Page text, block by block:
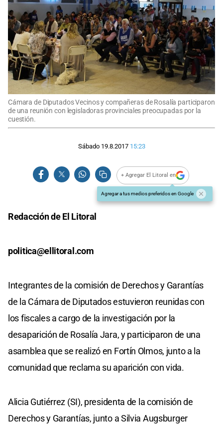
Cámara de Diputados Vecinos y compañeras de Rosalía participaron
de una reunión con legisladoras provinciales preocupadas por la
cuestión.
Sábado 19.8.2017 15:23
+ Agregar El Litoral en
Agregar a tus medios preferidos en Google
Redacción de El Litoral
politica@ellitoral.com
Integrantes de la comisión de Derechos y Garantías
de la Cámara de Diputados estuvieron reunidas con
los fiscales a cargo de la investigación por la
desaparición de Rosalía Jara, y participaron de una
asamblea que se realizó en Fortín Olmos, junto a la
comunidad que reclama su aparición con vida.
Alicia Gutiérrez (SI), presidenta de la comisión de
Derechos y Garantías, junto a Silvia Augsburger